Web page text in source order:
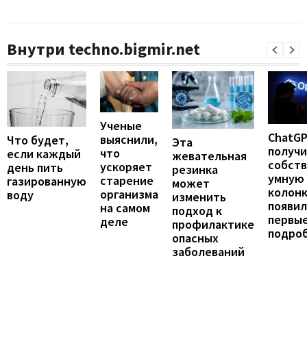
Внутри techno.bigmir.net
Что будет,
если каждый
день пить
газированную
воду
Ученые
выяснили,
что
ускоряет
старение
организма
на самом
деле
Эта
жевательная
резинка
может
изменить
подход к
профилактике
опасных
заболеваний
умную